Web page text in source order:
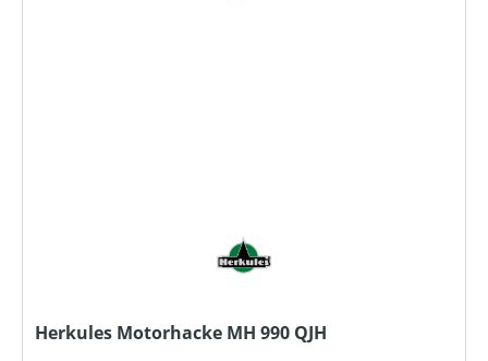
Herkules Motorhacke MH 990 QJH